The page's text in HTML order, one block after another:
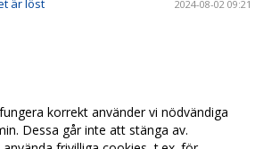
är löst 2024-08-02 09:21
korrekt använder vi nödvändiga
Dessa går inte att stänga av.